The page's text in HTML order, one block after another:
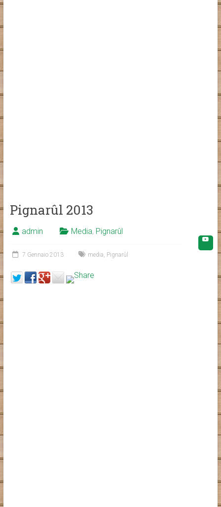
Pignarûl 2013
admin Media, Pignarûl
7 Gennaio 2013 media Pignarûl